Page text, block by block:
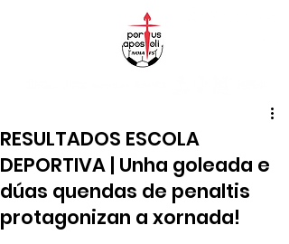
RESULTADOS ESCOLA
DEPORTIVA | Unha goleada e
dúas quendas de penaltis
protagonizan a xornada!